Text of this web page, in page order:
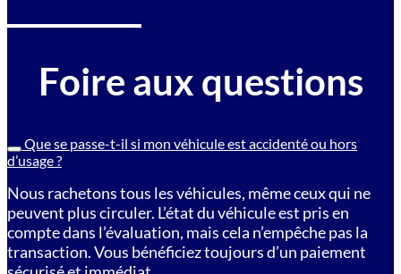
Foire aux questions
Que se passe-t-il si mon véhicule est accidenté ou hors
d’usage ?
Nous rachetons tous les véhicules, même ceux qui ne
peuvent plus circuler. L’état du véhicule est pris en
compte dans l’évaluation, mais cela n’empêche pas la
transaction. Vous bénéficiez toujours d’un paiement